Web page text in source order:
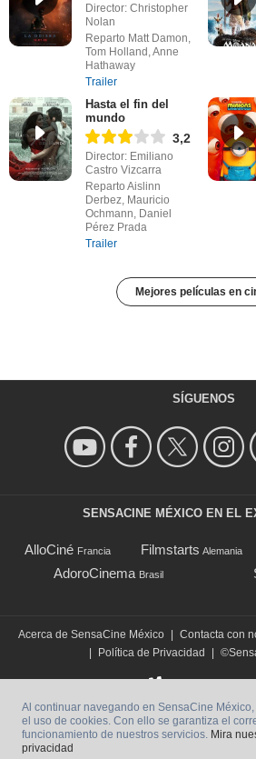
Director: Christopher
Nolan
Reparto Matt Damon,
Tom Holland, Anne
Hathaway
Trailer
Hasta el fin del
mundo
3,2
Director: Emiliano
Castro Vizcarra
Reparto Aislinn
Derbez, Mauricio
Ochmann, Daniel
Pérez Prada
Trailer
Mejores películas en
SÍGUENOS
SENSACINE MÉXICO EN EL
AlloCiné Francia Filmstarts Alemania
AdoroCinema Brasil
Acerca de SensaCine México | Contacta con
|
Política de Privacidad |
Al continuar navegando en SensaCine
el uso de cookies. Con ello se garantiza el
funcionamiento de nuestros servicios. Mira
privacidad